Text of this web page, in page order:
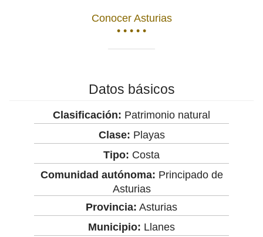
Conocer Asturias
• • • • •
Datos básicos
Clasificación: Patrimonio natural
Clase: Playas
Tipo: Costa
Comunidad autónoma: Principado de
Asturias
Provincia: Asturias
Municipio: Llanes